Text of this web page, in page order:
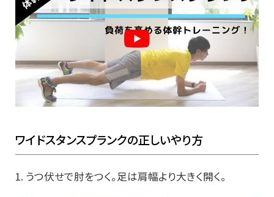
ワイドスタンスプランクの正しいやり方
1. うつ伏せで肘をつく。足は肩幅より大きく開く。